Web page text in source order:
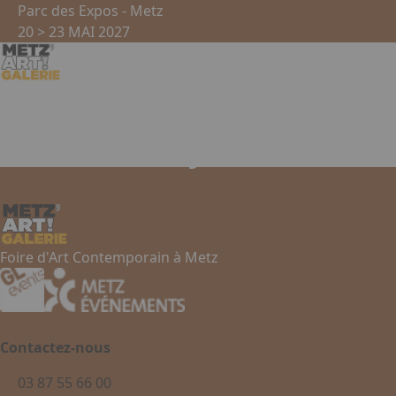
Aller au contenu principal
Parc des Expos - Metz
20 > 23 MAI 2027
Foire d'Art Contemporain à Metz
Contactez-nous
03 87 55 66 00
Panneau de gestion des cookies